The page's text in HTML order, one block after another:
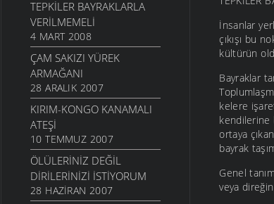
TEPKILER BAYRAKLARLA
VERILMEMELI
4 MART 2008
ÇAM SAKIZI YÜREK
ARMAĞANI
28 ARALIK 2007
KIRIM-KONGO KANAMALI
ATEŞI
10 TEMMUZ 2007
ÖLÜLERINIZ DEĞIL
DIRILERINIZI İSTIYORUM
28 HAZIRAN 2007
İnsanlar
çıkışı bu
kültürün
Bayraklar
kelere
kendilerine
ortaya
bayrak
Genel
veya direğin